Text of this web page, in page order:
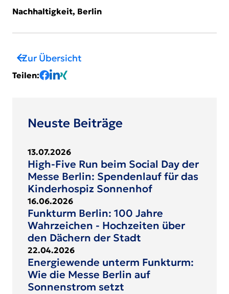
Nachhaltigkeit, Berlin
Zur Übersicht
Teilen:
Neuste Beiträge
13.07.2026
High-Five Run beim Social Day der
Messe Berlin: Spendenlauf für das
Kinderhospiz Sonnenhof
16.06.2026
Funkturm Berlin: 100 Jahre
Wahrzeichen - Hochzeiten über
den Dächern der Stadt
22.04.2026
Energiewende unterm Funkturm:
Wie die Messe Berlin auf
Sonnenstrom setzt